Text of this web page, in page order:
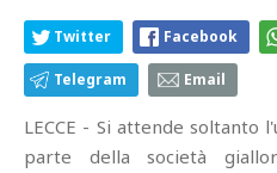
Twitter Facebook
Telegram Email
LECCE - Si attende soltanto
parte della società